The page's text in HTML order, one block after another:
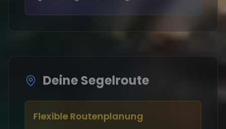
Deine Segelroute
Flexible Routenplanung